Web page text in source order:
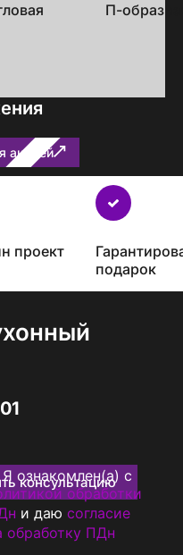
П-
акцией
проект
подарок
консультацию
Я ознакомлен(а) с
обработки
и даю согласие
обработку ПДн